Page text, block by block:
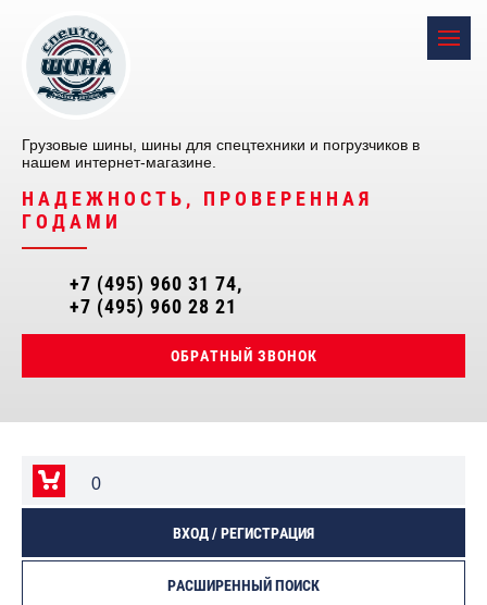
Грузовые шины, шины для спецтехники и погрузчиков в
нашем интернет-магазине.
НАДЕЖНОСТЬ, ПРОВЕРЕННАЯ
ГОДАМИ
+7 (495) 960 31 74
+7 (495) 960 28 21
ОБРАТНЫЙ ЗВОНОК
0
ВХОД / РЕГИСТРАЦИЯ
РАСШИРЕННЫЙ ПОИСК